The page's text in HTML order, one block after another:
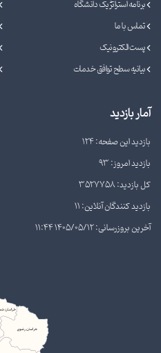
برنامه استراتژیک دانشگاه
تماس با ما
پست الکترونیک
بیانیه سطح توافق خدمات
آمار بازدید
بازدید این صفحه: 124
بازدید امروز: 93
کل بازدید: 3527758
بازدید کنندگان آنلاین: 11
آخرین بروزرسانی: 1405/05/12 11:44